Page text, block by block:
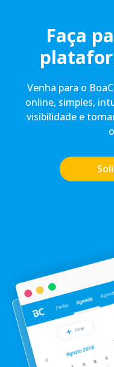
Faça
Venha para o
online, simples,
visibilidade e